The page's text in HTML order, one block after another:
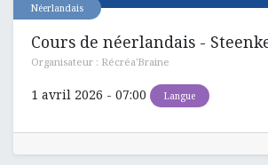
Néerlandais
Cours de néerlandais -
Organisateur : Récréa'Braine
1 avril 2026 - 07:00 Langue